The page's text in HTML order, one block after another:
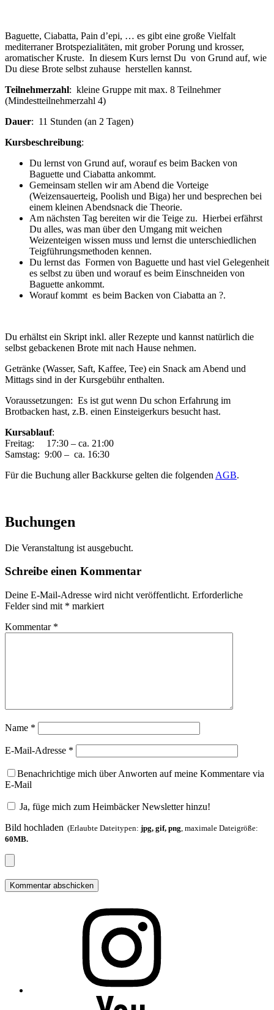
Baguette, Ciabatta, Pain d’epi, … es gibt eine große Vielfalt
mediterraner Brotspezialitäten, mit grober Porung und krosser,
aromatischer Kruste. In diesem Kurs lernst Du von Grund auf, wie
Du diese Brote selbst zuhause herstellen kannst.
Teilnehmerzahl: kleine Gruppe mit max. 8 Teilnehmer
(Mindestteilnehmerzahl 4)
Dauer: 11 Stunden (an 2 Tagen)
Kursbeschreibung:
Du lernst von Grund auf, worauf es beim Backen von
Baguette und Ciabatta ankommt.
Gemeinsam stellen wir am Abend die Vorteige
(Weizensauerteig, Poolish und Biga) her und besprechen bei
einem kleinen Abendsnack die Theorie.
Am nächsten Tag bereiten wir die Teige zu. Hierbei erfährst
Du alles, was man über den Umgang mit weichen
Weizenteigen wissen muss und lernst die unterschiedlichen
Teigführungsmethoden kennen.
Du lernst das Formen von Baguette und hast viel Gelegenheit
es selbst zu üben und worauf es beim Einschneiden von
Baguette ankommt.
Worauf kommt es beim Backen von Ciabatta an ?.
Du erhältst ein Skript inkl. aller Rezepte und kannst natürlich die
selbst gebackenen Brote mit nach Hause nehmen.
Getränke (Wasser, Saft, Kaffee, Tee) ein Snack am Abend und
Mittags sind in der Kursgebühr enthalten.
Voraussetzungen: Es ist gut wenn Du schon Erfahrung im
Brotbacken hast, z.B. einen Einsteigerkurs besucht hast.
Kursablauf:
Freitag: 17:30 – ca. 21:00
Samstag: 9:00 – ca. 16:30
Für die Buchung aller Backkurse gelten die folgenden AGB.
Buchungen
Die Veranstaltung ist ausgebucht.
Schreibe einen Kommentar
Deine E-Mail-Adresse wird nicht veröffentlicht. Erforderliche
Felder sind mit * markiert
Kommentar *
Name *
E-Mail-Adresse *
Benachrichtige mich über Anworten auf meine Kommentare via
E-Mail
Ja, füge mich zum Heimbäcker Newsletter hinzu!
Bild hochladen (Erlaubte Dateitypen: jpg, gif, png, maximale Dateigröße:
60MB.